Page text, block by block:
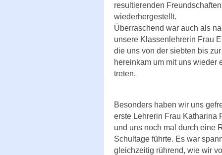
resultierenden
wiederhergestellt.
Überraschend war auch als
unsere Klassenlehrerin Frau
die uns von der siebten bis
hereinkam um mit uns wieder
treten.
Besonders haben wir uns
erste Lehrerin Frau Katharina
und uns noch mal durch eine
Schultage führte. Es war
gleichzeitig rührend, wie wir